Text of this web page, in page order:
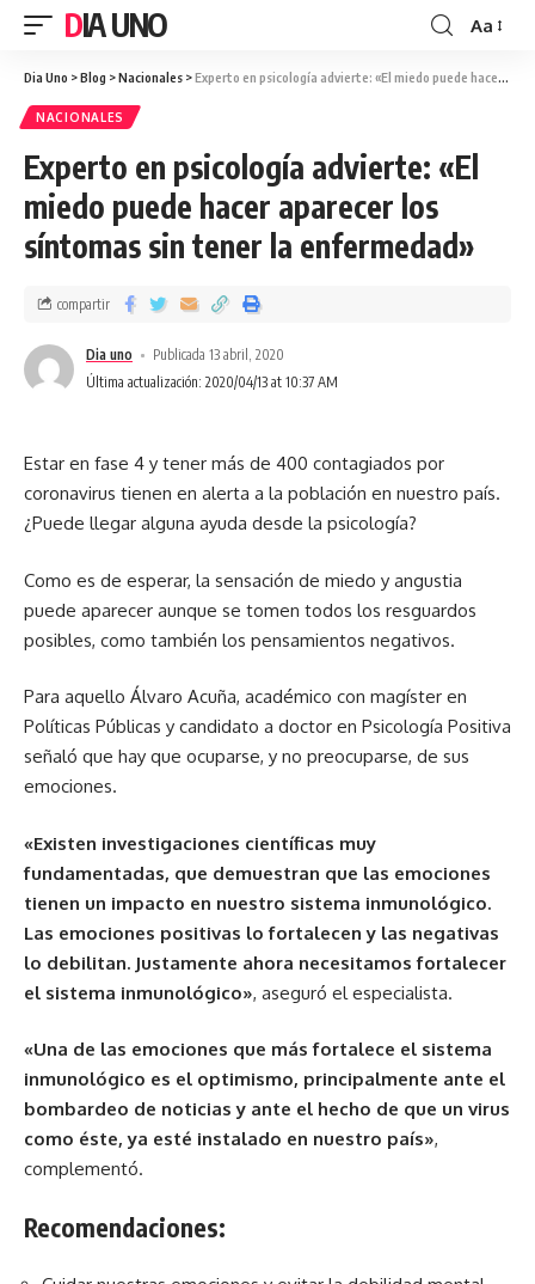
DIA UNO Aa
Dia Uno >Blog >Nacionales >Experto en psicología advierte: «El miedo puede hacer aparecer los síntomas sin tener la enfermedad»
NACIONALES
Experto en psicología advierte: «El
miedo puede hacer aparecer los
síntomas sin tener la enfermedad»
Última actualización: 2020/04/13 at 10:37 AM
Dia uno Publicada 13 abril, 2020
compartir
Estar en fase 4 y tener más de 400 contagiados por
coronavirus tienen en alerta a la población en nuestro país.
¿Puede llegar alguna ayuda desde la psicología?
Como es de esperar, la sensación de miedo y angustia
puede aparecer aunque se tomen todos los resguardos
posibles, como también los pensamientos negativos.
Para aquello Álvaro Acuña, académico con magíster en
Políticas Públicas y candidato a doctor en Psicología Positiva
señaló que hay que ocuparse, y no preocuparse, de sus
emociones.
«Existen investigaciones científicas muy
fundamentadas, que demuestran que las emociones
tienen un impacto en nuestro sistema inmunológico.
Las emociones positivas lo fortalecen y las negativas
lo debilitan. Justamente ahora necesitamos fortalecer
el sistema inmunológico», aseguró el especialista.
«Una de las emociones que más fortalece el sistema
inmunológico es el optimismo, principalmente ante el
bombardeo de noticias y ante el hecho de que un virus
como éste, ya esté instalado en nuestro país»,
complementó.
Recomendaciones: